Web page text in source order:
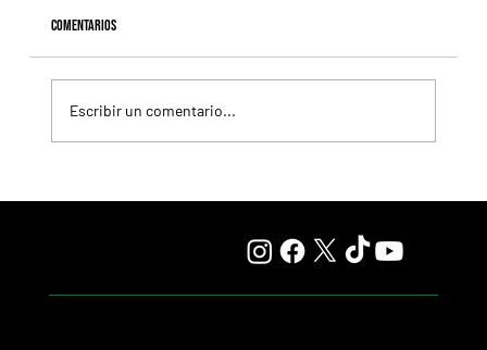
Comentarios
Escribir un comentario...